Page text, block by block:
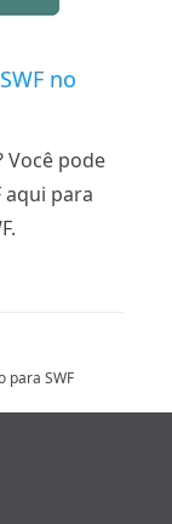
no
Você pode
aqui para
para SWF